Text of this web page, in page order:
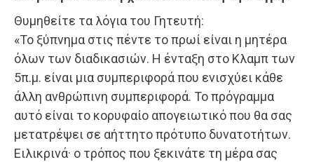
Θυμηθείτε τα λόγια του Γητευτή:
«Το ξύπνημα στις πέντε το πρωί είναι η μητέρα
όλων των διαδικασιών. Η ένταξη στο Κλαμπ των
5π.μ. είναι μια συμπεριφορά που ενισχύει κάθε
άλλη ανθρώπινη συμπεριφορά. Το πρόγραμμα
αυτό είναι το κορυφαίο απογειωτικό που θα σας
μετατρέψει σε αήττητο πρότυπο δυνατοτήτων.
Ειλικρινά· ο τρόπος που ξεκινάτε τη μέρα σας